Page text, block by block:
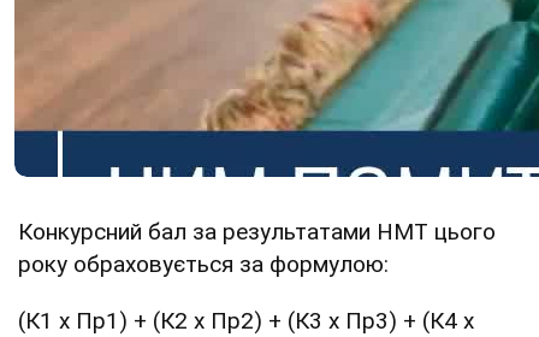
Конкурсний бал за результатами НМТ цього
року обраховується за формулою:
(К1 х Пр1) + (К2 х Пр2) + (К3 х Пр3) + (К4 х